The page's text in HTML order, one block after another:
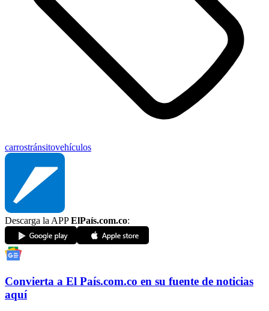
carrostránsitovehículos
Descarga la APPElPaís.com.co:
Convierta a El País.com.co en su fuente de noticias
aquí